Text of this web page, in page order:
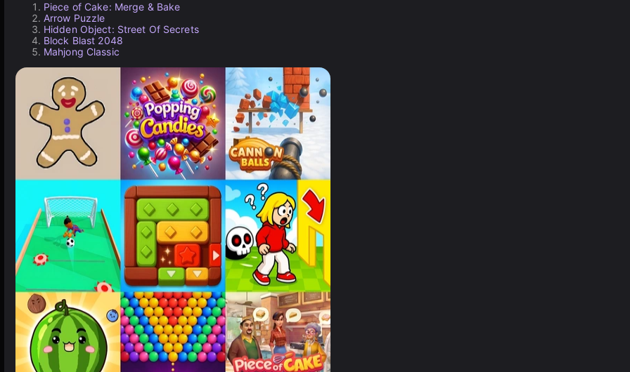
Piece of Cake: Merge & Bake
Arrow Puzzle
Hidden Object: Street Of Secrets
Block Blast 2048
Mahjong Classic